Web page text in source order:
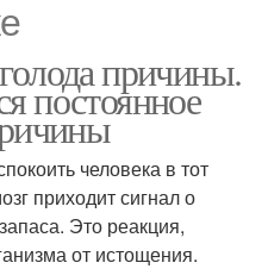
причины.
постоянное
человека в тот
приходит сигнал о
Это реакция,
от истощения.